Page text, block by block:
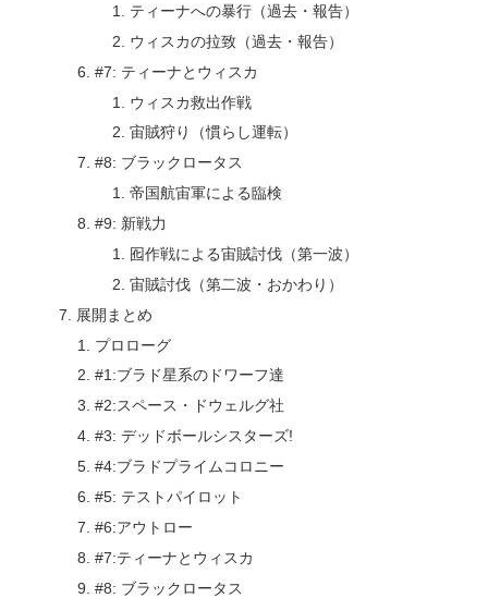
ティーナへの暴行（過去・報告）
ウィスカの拉致（過去・報告）
#7: ティーナとウィスカ
ウィスカ救出作戦
宙賊狩り（慣らし運転）
#8: ブラックロータス
帝国航宙軍による臨検
#9: 新戦力
囮作戦による宙賊討伐（第一波）
宙賊討伐（第二波・おかわり）
展開まとめ
プロローグ
#1:ブラド星系のドワーフ達
#2:スペース・ドウェルグ社
#3: デッドボールシスターズ!
#4:ブラドプライムコロニー
#5: テストパイロット
#6:アウトロー
#7:ティーナとウィスカ
#8: ブラックロータス